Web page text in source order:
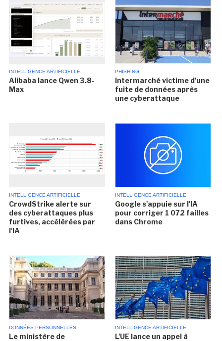
INTELLIGENCE ARTIFICIELLE
Alibaba lance Qwen 3.8-
Max
PHISHING
Intermarché victime d'une
fuite de données après
une cyberattaque
INTELLIGENCE ARTIFICIELLE
CrowdStrike alerte sur
des cyberattaques plus
furtives, accélérées par
l'IA
INTELLIGENCE ARTIFICIELLE
Google s'appuie sur l'IA
pour corriger 1 072 failles
dans Chrome
DONNÉES PERSONNELLES
Le ministère de
INTELLIGENCE ARTIFICIELLE
L'UE lance un appel à